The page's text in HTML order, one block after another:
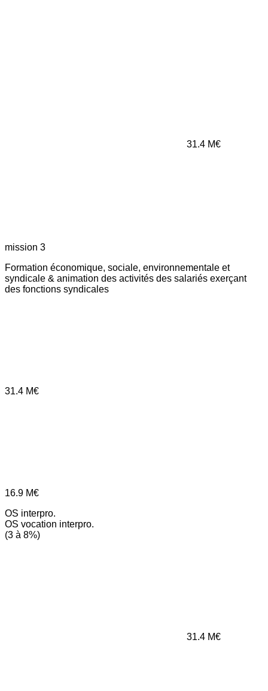
31.4 M€
mission 3
Formation économique, sociale, environnementale et
syndicale & animation des activités des salariés exerçant
des fonctions syndicales
31.4 M€
16.9 M€
OS interpro.
OS vocation interpro.
(3 à 8%)
31.4 M€